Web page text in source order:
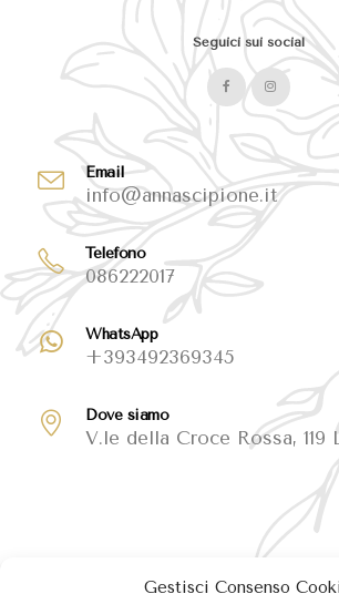
Gestisci Consenso
Seguici sui social
Email
info@annascipione.it
Telefono
086222017
WhatsApp
+393492369345
Dove siamo
V.le della Croce Rossa, 119